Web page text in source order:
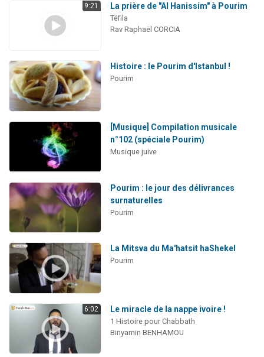
9:21 La prière de "Al Hanissim" à Pourim
Téfila
Rav Raphaël CORCIA
Histoire : le Pourim d'Istanbul !
Pourim
[Musique] Compilation musicale
n°102 (spéciale Pourim)
Musique juive
Pourim : le jour des délivrances
surnaturelles
Pourim
La Mitsva du Ma'hatsit haShekel
Pourim
6:02 Le miracle de la nappe ivoire !
1 Histoire pour Chabbath
Binyamin BENHAMOU